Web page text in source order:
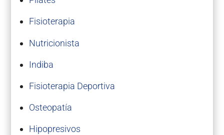
Fisioterapia
Nutricionista
Indiba
Fisioterapia Deportiva
Osteopatía
Hipopresivos